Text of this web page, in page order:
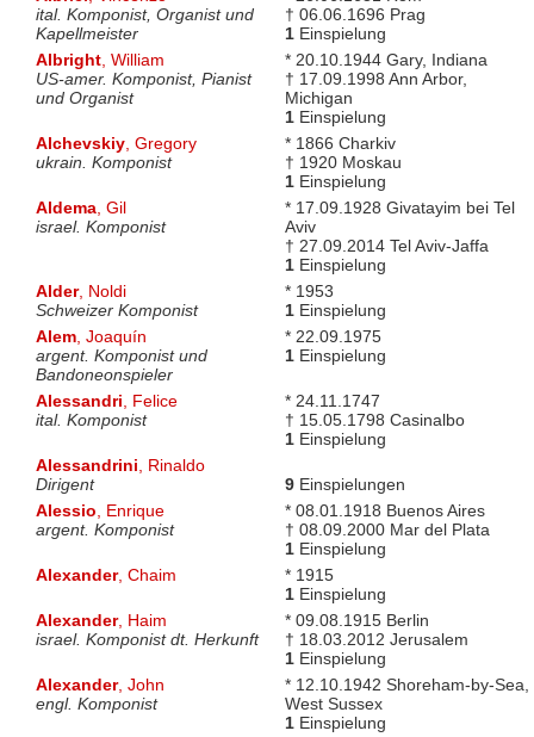
ital. Komponist, Organist und
Kapellmeister
† 06.06.1696 Prag
1Einspielung
Albright, William
US-amer. Komponist, Pianist
und Organist
* 20.10.1944 Gary, Indiana
† 17.09.1998 Ann Arbor,
Michigan
1Einspielung
Alchevskiy, Gregory
ukrain. Komponist
* 1866 Charkiv
† 1920 Moskau
1Einspielung
Aldema, Gil
israel. Komponist
* 17.09.1928 Givatayim bei Tel
Aviv
† 27.09.2014 Tel Aviv-Jaffa
1Einspielung
Alder, Noldi
Schweizer Komponist
* 1953
1Einspielung
Alem, Joaquín
argent. Komponist und
Bandoneonspieler
* 22.09.1975
1Einspielung
Alessandri , Felice
ital. Komponist
* 24.11.1747
† 15.05.1798 Casinalbo
1Einspielung
Alessandrini , Rinaldo
Dirigent
9Einspielungen
Alessio , Enrique
argent. Komponist
* 08.01.1918 Buenos Aires
† 08.09.2000 Mar del Plata
1Einspielung
Alexander, Chaim
* 1915
1Einspielung
Alexander, Haim
israel. Komponist dt. Herkunft
* 09.08.1915 Berlin
† 18.03.2012 Jerusalem
1Einspielung
Alexander, John
engl. Komponist
* 12.10.1942 Shoreham-by-Sea,
West Sussex
1Einspielung